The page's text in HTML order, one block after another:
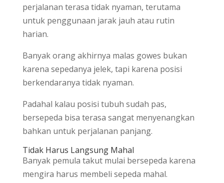
perjalanan terasa tidak nyaman, terutama
untuk penggunaan jarak jauh atau rutin
harian.
Banyak orang akhirnya malas gowes bukan
karena sepedanya jelek, tapi karena posisi
berkendaranya tidak nyaman.
Padahal kalau posisi tubuh sudah pas,
bersepeda bisa terasa sangat menyenangkan
bahkan untuk perjalanan panjang.
Tidak Harus Langsung Mahal
Banyak pemula takut mulai bersepeda karena
mengira harus membeli sepeda mahal.